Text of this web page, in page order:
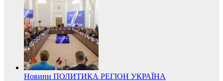
Новини ПОЛИТИКА РЕГІОН УКРАЇНА